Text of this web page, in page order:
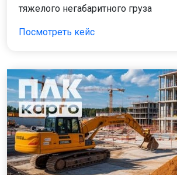
тяжелого негабаритного груза
Посмотреть кейс